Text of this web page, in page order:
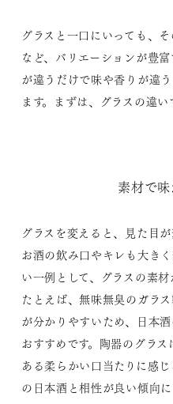
グラスと一口にいっても、
など、バリエーションが豊
が違うだけで味や香りが違
ます。まずは、グラスの違
素材で
グラスを変えると、見た目
お酒の飲み口やキレも大き
い一例として、グラスの素材
たとえば、無味無臭のガラ
が分かりやすいため、日本
おすすめです。陶器のグラ
ある柔らかい口当たりに感
の日本酒と相性が良い傾向に